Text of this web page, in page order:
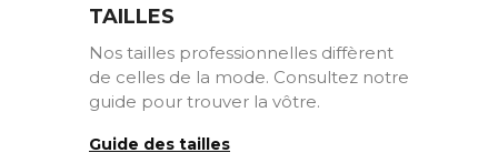
TAILLES
Nos tailles professionnelles diffèrent
de celles de la mode. Consultez notre
guide pour trouver la vôtre.
Guide des tailles